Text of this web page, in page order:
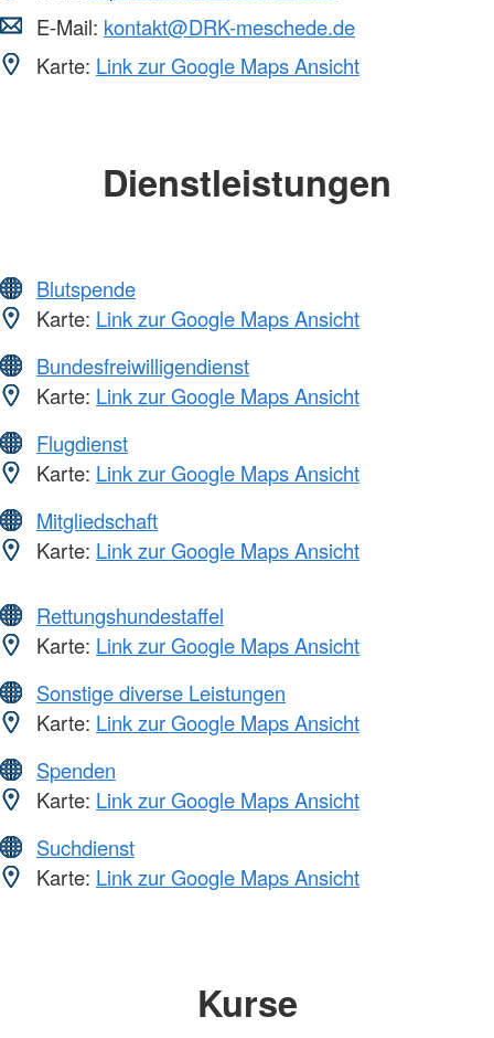
E-Mail: kontakt@DRK-meschede.de
Karte: Link zur Google Maps Ansicht
Dienstleistungen
Blutspende
Karte: Link zur Google Maps Ansicht
Bundesfreiwilligendienst
Karte: Link zur Google Maps Ansicht
Flugdienst
Karte: Link zur Google Maps Ansicht
Mitgliedschaft
Karte: Link zur Google Maps Ansicht
Rettungshundestaffel
Karte: Link zur Google Maps Ansicht
Sonstige diverse Leistungen
Karte: Link zur Google Maps Ansicht
Spenden
Karte: Link zur Google Maps Ansicht
Suchdienst
Karte: Link zur Google Maps Ansicht
Kurse